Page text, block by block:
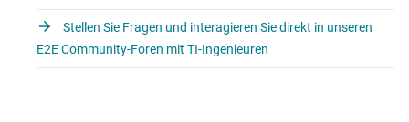
Stellen Sie Fragen und interagieren Sie direkt in unseren
E2E Community-Foren mit TI-Ingenieuren